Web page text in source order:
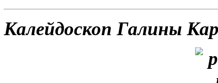
Калейдоскоп Галины